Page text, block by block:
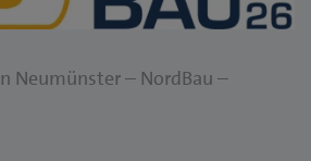
Neumünster – NordBau –